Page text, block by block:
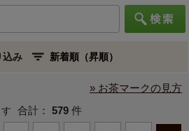
込み
» お茶マークの見方
合計： 579 件